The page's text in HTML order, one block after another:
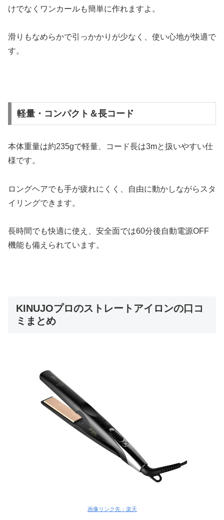
けでなくワンカールも簡単に作れますよ。
滑りもなめらかで引っかかりが少なく、使い心地が快適で
す。
軽量・コンパクト＆長コード
本体重量は約235gで軽量、コード長は3mと扱いやすい仕
様です。
ロングヘアでも手が疲れにくく、自由に動かしながらスタ
イリングできます。
長時間でも快適に使え、安全面では60分後自動電源OFF
機能も備えられています。
KINUJOプロのストレートアイロンの口コ
ミまとめ
画像リンク先：楽天